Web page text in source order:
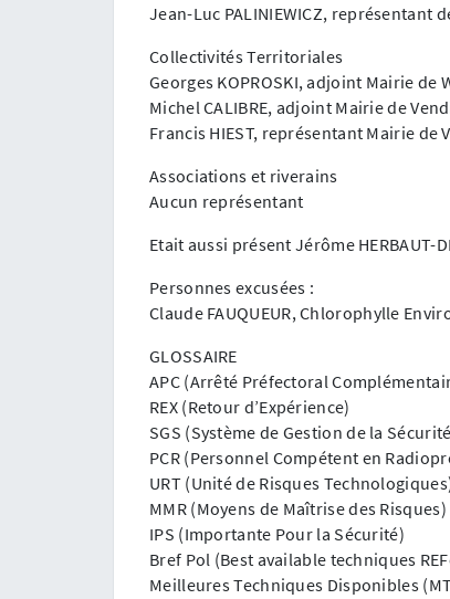
Jean-Luc PALINIEWICZ, représentant
Collectivités Territoriales
Georges KOPROSKI, adjoint Mairie de
Michel CALIBRE, adjoint Mairie de
Francis HIEST, représentant Mairie de
Associations et riverains
Aucun représentant
Etait aussi présent Jérôme HERBAUT-
Personnes excusées :
Claude FAUQUEUR, Chlorophylle
GLOSSAIRE
APC (Arrêté Préfectoral
REX (Retour d’Expérience)
SGS (Système de Gestion de la
PCR (Personnel Compétent en
URT (Unité de Risques
MMR (Moyens de Maîtrise des Risques)
IPS (Importante Pour la Sécurité)
Bref Pol (Best available techniques
Meilleures Techniques Disponibles